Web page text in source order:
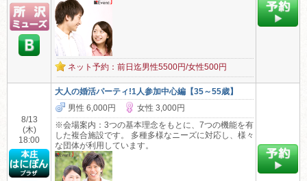
ネット予約：前日迄男性5500円/女性500円
8/13
(木)
18:00
大人の婚活パーティ!1人参加中心編【35～55歳】
男性 6,000円
女性 3,000円
※会場案内：3つの基本理念をもとに、7つの機能を有
した複合施設です。 多種多様なニーズに対応し、様々
な団体が利用しています。